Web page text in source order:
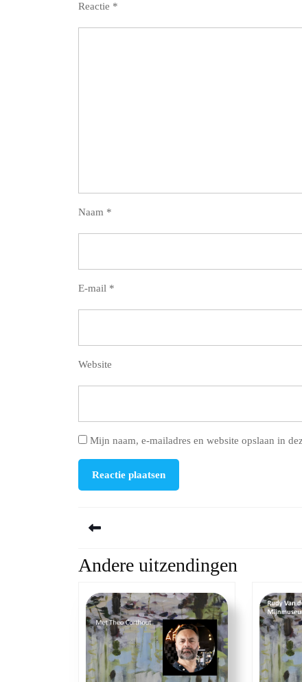
Reactie *
Naam *
E-mail *
Website
Mijn naam, e-mailadres en website opslaan in
Previous
Andere uitzendingen